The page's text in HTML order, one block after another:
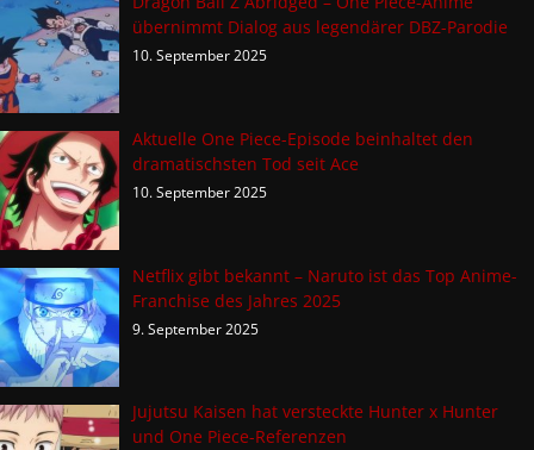
übernimmt Dialog aus legendärer DBZ-Parodie
10. September 2025
Aktuelle One Piece-Episode beinhaltet den
dramatischsten Tod seit Ace
10. September 2025
Netflix gibt bekannt – Naruto ist das Top Anime-
Franchise des Jahres 2025
9. September 2025
Jujutsu Kaisen hat versteckte Hunter x Hunter
und One Piece-Referenzen